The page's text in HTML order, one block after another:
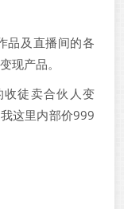
品及直播间的各
现产品。
徒卖合伙人变
这里内部价999